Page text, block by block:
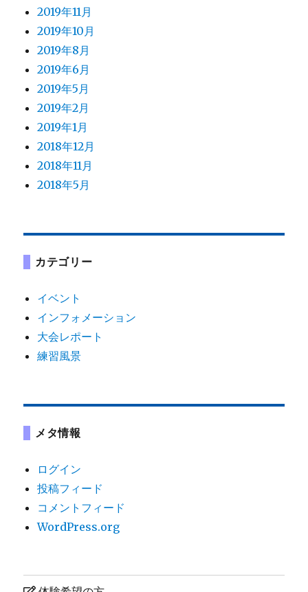
2019年11月
2019年10月
2019年8月
2019年6月
2019年5月
2019年2月
2019年1月
2018年12月
2018年11月
2018年5月
カテゴリー
イベント
インフォメーション
大会レポート
練習風景
メタ情報
ログイン
投稿フィード
コメントフィード
WordPress.org